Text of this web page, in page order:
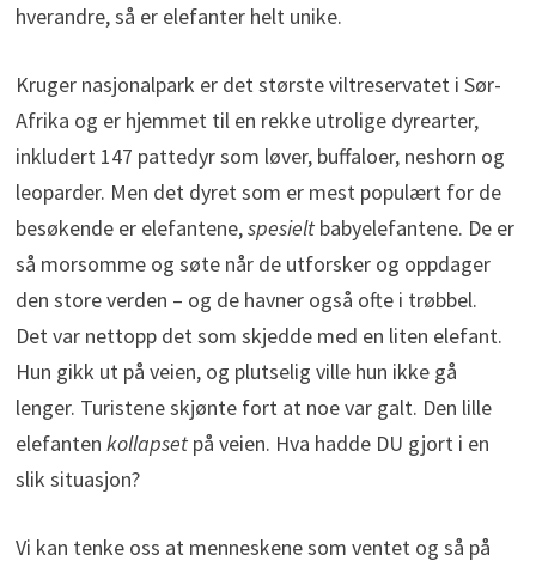
hverandre, så er elefanter helt unike.
Kruger nasjonalpark er det største viltreservatet i Sør-
Afrika og er hjemmet til en rekke utrolige dyrearter,
inkludert 147 pattedyr som løver, buffaloer, neshorn og
leoparder. Men det dyret som er mest populært for de
besøkende er elefantene,spesieltbabyelefantene. De er
så morsomme og søte når de utforsker og oppdager
den store verden – og de havner også ofte i trøbbel.
Det var nettopp det som skjedde med en liten elefant.
Hun gikk ut på veien, og plutselig ville hun ikke gå
lenger. Turistene skjønte fort at noe var galt. Den lille
elefanten kollapsetpå veien. Hva hadde DU gjort i en
slik situasjon?
Vi kan tenke oss at menneskene som ventet og så på